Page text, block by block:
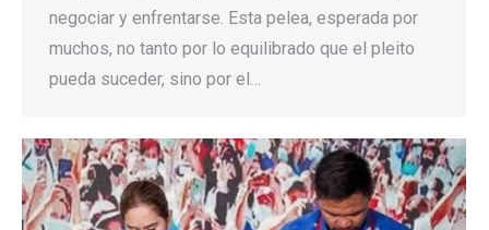
negociar y enfrentarse. Esta pelea, esperada por
muchos, no tanto por lo equilibrado que el pleito
pueda suceder, sino por el…